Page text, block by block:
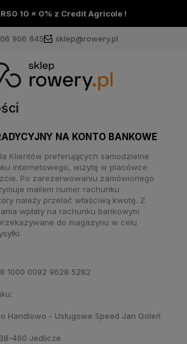
10 x 0% z Credit Agricole !
906 645 sklep@rowery.pl
NA KONTO BANKOWE
Klientów preferujących samodzielne
internetowego, wizytę w placówce
Po zarezerwowaniu zamówionego
mailem numer rachunku
należy przelać właściwą kwotę. Z
wpłaty na rachunku bankowym
do magazynu w celu
1000 0092 9628 5282
Handlowo - Usługowe Speed Jan Goleń
460 Jedlicze.